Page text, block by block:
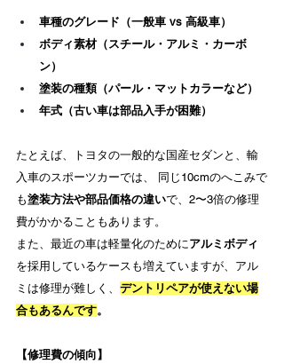
車種のグレード（一般車 vs 高級車）
ボディ素材（スチール・アルミ・カーボ
ン）
塗装の種類（パール・マットカラーなど）
年式（古い車は部品入手が困難）
たとえば、トヨタの一般的な国産セダンと、輸
入車のスポーツカーでは、 同じ10cmのへこみで
も塗装方法や部品価格の違いで、2〜3倍の修理
費がかかることもあります。
また、最近の車は軽量化のためにアルミボディ
を採用しているケースも増えていますが、アル
ミは修理が難しく、 デントリペアが使えない場
合もあるんです。
【修理費の傾向】